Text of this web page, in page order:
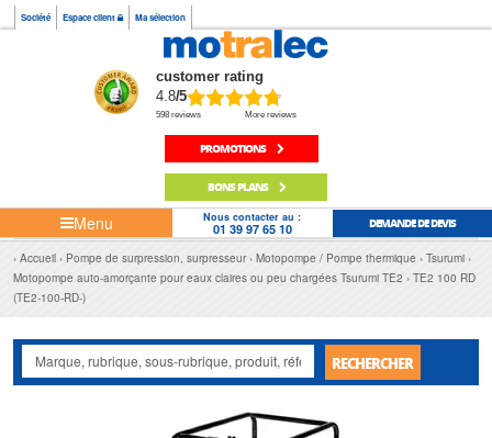
Société Espace client Ma sélection
customer rating
4.8/5
598 reviews More reviews
PROMOTIONS
BONS PLANS
Menu Nous contacter au :
01 39 97 65 10 DEMANDE DE DEVIS
Accueil Pompe de surpression, surpresseur Motopompe / Pompe thermique
Tsurumi
Motopompe auto-amorçante pour eaux claires ou peu chargées Tsurumi TE2
TE2 100 RD
(TE2-100-RD-)
RECHERCHER